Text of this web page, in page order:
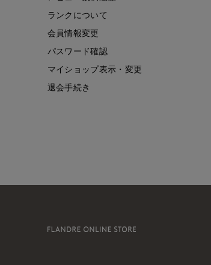
ランクについて
会員情報変更
パスワード確認
マイショップ表示・変更
退会手続き